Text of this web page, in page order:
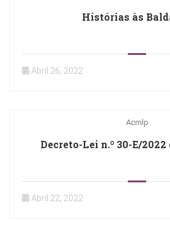
Histórias às
Abril 26, 2022
Acmlp
Decreto-Lei n.º 30-E/2022
Abril 22, 2022